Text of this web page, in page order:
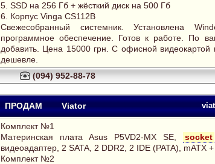
5. SSD на 256 Гб + жёсткий диск на 500 Гб
6. Корпус Vinga CS112B
Свежесобранный системник. Установлена
программное обеспечение. Готов к работе. По
добавить. Цена 15000 грн. С офисной
дешевле.
(094) 952-88-78
ПРОДАМ Viator
Комплект №1
Материнская плата Asus P5VD2-MX SE,
socket
видеоадаптер, 2 SATA, 2 DDR2, 2 IDE (PATA), mATX
Комплект №2